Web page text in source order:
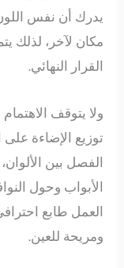
يدرك أن نفس
مكان لآخر، لذلك
القرار النهائي.
ولا يتوقف
توزيع الإضاءة
الفصل بين
الأبواب وحول
العمل طابع
ومريحة للعين.